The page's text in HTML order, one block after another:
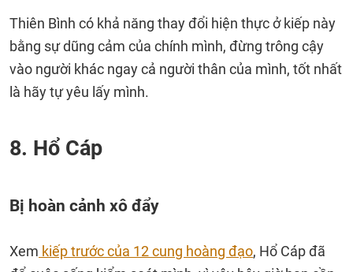
Thiên Bình có khả năng thay đổi hiện thực ở kiếp này
bằng sự dũng cảm của chính mình, đừng trông cậy
vào người khác ngay cả người thân của mình, tốt nhất
là hãy tự yêu lấy mình.
8. Hổ Cáp
Bị hoàn cảnh xô đẩy
Xem kiếp trước của 12 cung hoàng đạo, Hổ Cáp đã